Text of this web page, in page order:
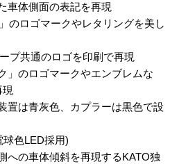
車体側面の表記を再現
のロゴマークやレタリングを美し
プ共通のロゴを印刷で再現
のロゴマークやエンブレムな
置は青灰色、カプラーは黒色で設
色LED採用)
の車体傾斜を再現するKATO独